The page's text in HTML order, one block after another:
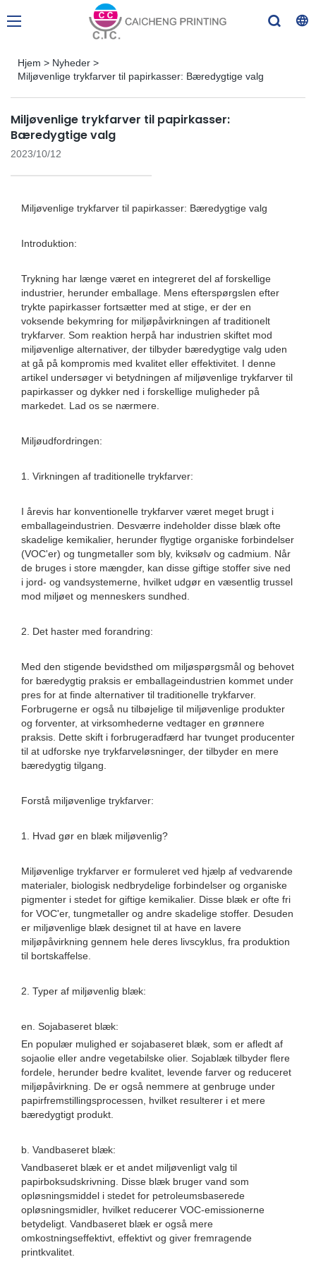
Hjem > Nyheder >
Miljøvenlige trykfarver til papirkasser: Bæredygtige valg
Miljøvenlige trykfarver til papirkasser:
Bæredygtige valg
2023/10/12
Miljøvenlige trykfarver til papirkasser: Bæredygtige valg
Introduktion:
Trykning har længe været en integreret del af forskellige
industrier, herunder emballage. Mens efterspørgslen efter
trykte papirkasser fortsætter med at stige, er der en
voksende bekymring for miljøpåvirkningen af ​​traditionelt
trykfarver. Som reaktion herpå har industrien skiftet mod
miljøvenlige alternativer, der tilbyder bæredygtige valg uden
at gå på kompromis med kvalitet eller effektivitet. I denne
artikel undersøger vi betydningen af ​​miljøvenlige trykfarver til
papirkasser og dykker ned i forskellige muligheder på
markedet. Lad os se nærmere.
Miljøudfordringen:
1. Virkningen af ​​traditionelle trykfarver:
I årevis har konventionelle trykfarver været meget brugt i
emballageindustrien. Desværre indeholder disse blæk ofte
skadelige kemikalier, herunder flygtige organiske forbindelser
(VOC'er) og tungmetaller som bly, kviksølv og cadmium. Når
de bruges i store mængder, kan disse giftige stoffer sive ned
i jord- og vandsystemerne, hvilket udgør en væsentlig trussel
mod miljøet og menneskers sundhed.
2. Det haster med forandring:
Med den stigende bevidsthed om miljøspørgsmål og behovet
for bæredygtig praksis er emballageindustrien kommet under
pres for at finde alternativer til traditionelle trykfarver.
Forbrugerne er også nu tilbøjelige til miljøvenlige produkter
og forventer, at virksomhederne vedtager en grønnere
praksis. Dette skift i forbrugeradfærd har tvunget producenter
til at udforske nye trykfarveløsninger, der tilbyder en mere
bæredygtig tilgang.
Forstå miljøvenlige trykfarver:
1. Hvad gør en blæk miljøvenlig?
Miljøvenlige trykfarver er formuleret ved hjælp af vedvarende
materialer, biologisk nedbrydelige forbindelser og organiske
pigmenter i stedet for giftige kemikalier. Disse blæk er ofte fri
for VOC'er, tungmetaller og andre skadelige stoffer. Desuden
er miljøvenlige blæk designet til at have en lavere
miljøpåvirkning gennem hele deres livscyklus, fra produktion
til bortskaffelse.
2. Typer af miljøvenlig blæk:
en. Sojabaseret blæk:
En populær mulighed er sojabaseret blæk, som er afledt af
sojaolie eller andre vegetabilske olier. Sojablæk tilbyder flere
fordele, herunder bedre kvalitet, levende farver og reduceret
miljøpåvirkning. De er også nemmere at genbruge under
papirfremstillingsprocessen, hvilket resulterer i et mere
bæredygtigt produkt.
b. Vandbaseret blæk:
Vandbaseret blæk er et andet miljøvenligt valg til
papirboksudskrivning. Disse blæk bruger vand som
opløsningsmiddel i stedet for petroleumsbaserede
opløsningsmidler, hvilket reducerer VOC-emissionerne
betydeligt. Vandbaseret blæk er også mere
omkostningseffektivt, effektivt og giver fremragende
printkvalitet.